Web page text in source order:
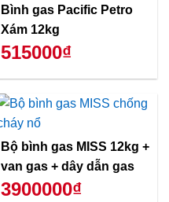
Bình gas Pacific Petro
Xám 12kg
515000₫
Bộ bình gas MISS 12kg +
van gas + dây dẫn gas
3900000₫